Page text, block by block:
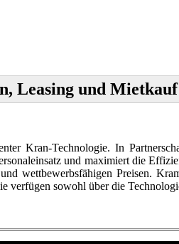
und
Kran-Technologie. In
und maximiert die
wettbewerbsfähigen Preisen.
sowohl über die